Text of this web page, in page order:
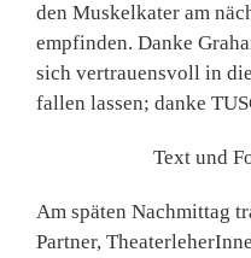
den Muskelkater am
empfinden. Danke
sich vertrauensvoll in
fallen lassen; danke
Text und
Am späten Nachmittag
Partner,